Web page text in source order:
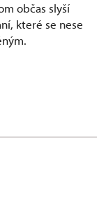
občas slyší
které se nese